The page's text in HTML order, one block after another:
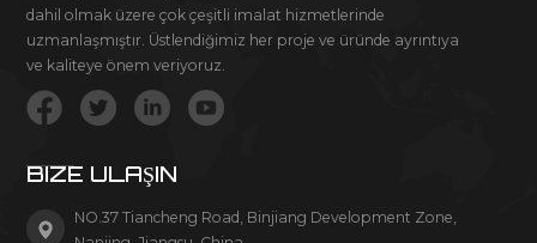
dahil olmak üzere çok çeşitli imalat hizmetlerinde
uzmanlaşmıştır. Üstlendiğimiz her proje ve üründe ayrıntıya
ve kaliteye önem veriyoruz.
BIZE ULAŞIN
NO.37 Tiancheng Road, Binjiang Development Zone,